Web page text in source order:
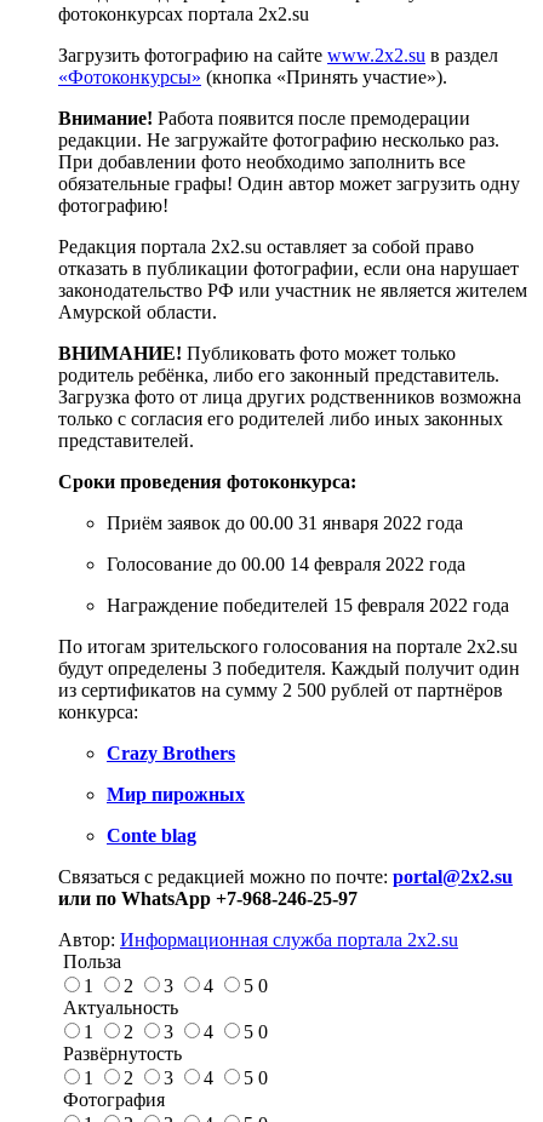
фотоконкурсах портала 2х2.su
Загрузить фотографию на сайте www.2х2.su в раздел
«Фотоконкурсы» (кнопка «Принять участие»).
Внимание! Работа появится после премодерации
редакции. Не загружайте фотографию несколько раз.
При добавлении фото необходимо заполнить все
обязательные графы! Один автор может загрузить одну
фотографию!
Редакция портала 2х2.su оставляет за собой право
отказать в публикации фотографии, если она нарушает
законодательство РФ или участник не является жителем
Амурской области.
ВНИМАНИЕ! Публиковать фото может только
родитель ребёнка, либо его законный представитель.
Загрузка фото от лица других родственников возможна
только с согласия его родителей либо иных законных
представителей.
Сроки проведения фотоконкурса:
Приём заявок до 00.00 31 января 2022 года
Голосование до 00.00 14 февраля 2022 года
Награждение победителей 15 февраля 2022 года
По итогам зрительского голосования на портале 2х2.su
будут определены 3 победителя. Каждый получит один
из сертификатов на сумму 2 500 рублей от партнёров
конкурса:
Crazy Brothers
Мир пирожных
Conte blag
Связаться с редакцией можно по почте: portal@2x2.su
или по WhatsApp +7-968-246-25-97
Автор: Информационная служба портала 2x2.su
Польза
1
2 3 4 5 0
Актуальность
1
2 3 4 5 0
Развёрнутость
1
2 3 4 5 0
Фотография